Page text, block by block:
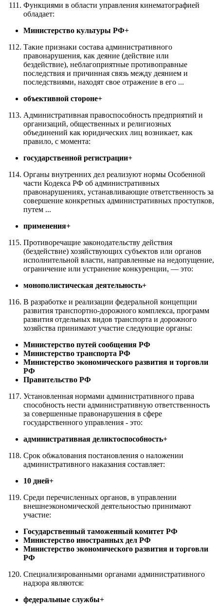
Функциями в области управления кинематографией
обладает:
Министерство культуры РФ+
Такие признаки состава административного
правонарушения, как деяние (действие или
бездействие), неблагоприятные противоправные
последствия и причинная связь между деянием и
последствиями, находят свое отражение в его ...
объективной стороне+
Административная правоспособность предприятий и
организаций, общественных и религиозных
объединений как юридических лиц возникает, как
правило, с момента:
государственной регистрации+
Органы внутренних дел реализуют нормы Особенной
части Кодекса РФ об административных
правонарушениях, устанавливающие ответственность за
совершение конкретных административных проступков,
путем ...
применения+
Противоречащие законодательству действия
(бездействие) хозяйствующих субъектов или органов
исполнительной власти, направленные на недопущение,
ограничение или устранение конкуренции, — это:
монополистическая деятельность+
В разработке и реализации федеральной концепции
развития транспортно-дорожного комплекса, программ
развития отдельных видов транспорта и дорожного
хозяйства принимают участие следующие органы:
Министерство путей сообщения РФ
Министерство транспорта РФ
Министерство экономического развития и торговли
РФ
Правительство РФ
Установленная нормами административного права
способность нести административную ответственность
за совершенные правонарушения в сфере
государственного управления - это:
административная деликтоспособность+
Срок обжалования постановления о наложении
административного наказания составляет:
10 дней+
Среди перечисленных органов, в управлении
внешнеэкономической деятельностью принимают
участие:
Государственный таможенный комитет РФ
Министерство иностранных дел РФ
Министерство экономического развития и торговли
РФ
Специализированными органами административного
надзора являются:
федеральные службы+